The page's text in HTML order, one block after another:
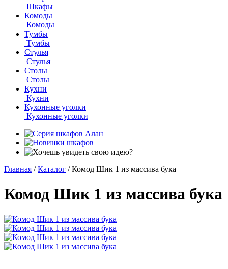
Шкафы
Комоды
Комоды
Тумбы
Тумбы
Стулья
Стулья
Столы
Столы
Кухни
Кухни
Кухонные уголки
Кухонные уголки
Главная / Каталог / Комод Шик 1 из массива бука
Комод Шик 1 из массива бука